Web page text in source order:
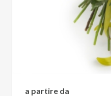
a partire da